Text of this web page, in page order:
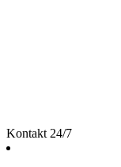
Kontakt 24/7